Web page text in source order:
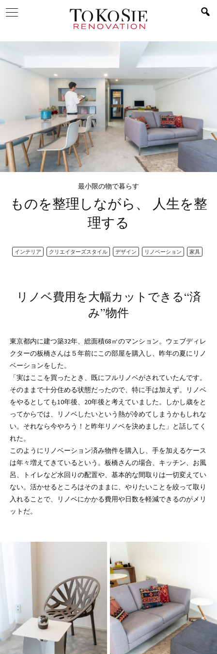
最⼩限の物で暮らす
ものを整理しながら、
人生を整
理する
インテリア クリエイターズスタイル デザイン リノベーション 家具
リノベ費用を大幅カットできる“済
み”物件
東京都内に建つ築32年、総面積68㎡のマンション。ウェブディレ
クターの板橋さんは５年前にこの部屋を購入し、昨年の夏にリノ
ベーションをした。
「実はここを買ったとき、既にフルリノベがされていたんです。
そのままで十分住める状態だったので、特に手は加えず。リノベ
をやるとしても10年後、20年後と考えていました。しかし歳をと
ってからでは、リノベしたいという熱が冷めてしまうかもしれな
い。それなら今やろう！と昨年リノベを決めました」と話してく
れた。
このようにリノベーション済み物件を購入し、手を加えるケース
は年々増えてきているという。板橋さんの場合、キッチン、お風
呂、トイレなど水回りの配置や、基本的な間取りは一切変えてい
ない。活かせるところはそのままに、やりたいことを絞って取り
入れることで、リノベにかかる費用や日数を軽減できるのがメリ
ットだ。